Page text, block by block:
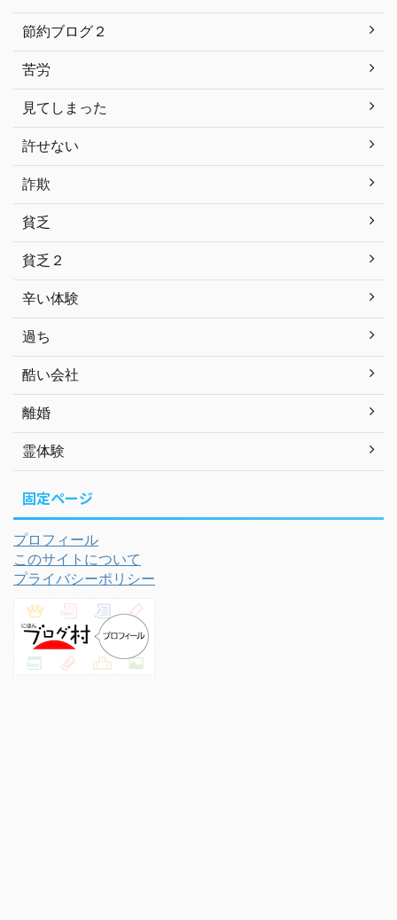
節約ブログ２
苦労
見てしまった
許せない
詐欺
貧乏
貧乏２
辛い体験
過ち
酷い会社
離婚
霊体験
固定ページ
プロフィール
このサイトについて
プライバシーポリシー